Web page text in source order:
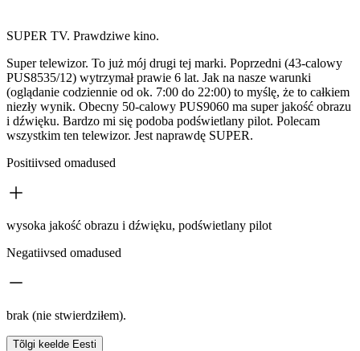
SUPER TV. Prawdziwe kino.
Super telewizor. To już mój drugi tej marki. Poprzedni (43-calowy
PUS8535/12) wytrzymał prawie 6 lat. Jak na nasze warunki
(oglądanie codziennie od ok. 7:00 do 22:00) to myślę, że to całkiem
niezły wynik. Obecny 50-calowy PUS9060 ma super jakość obrazu
i dźwięku. Bardzo mi się podoba podświetlany pilot. Polecam
wszystkim ten telewizor. Jest naprawdę SUPER.
Positiivsed omadused
wysoka jakość obrazu i dźwięku, podświetlany pilot
Negatiivsed omadused
brak (nie stwierdziłem).
Tõlgi keelde Eesti